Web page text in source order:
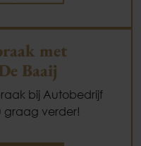
met
Baaij
bij Autobedrijf
graag verder!